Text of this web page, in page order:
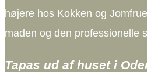
højere hos Kokken og
maden og den professionelle
Tapas ud af huset i